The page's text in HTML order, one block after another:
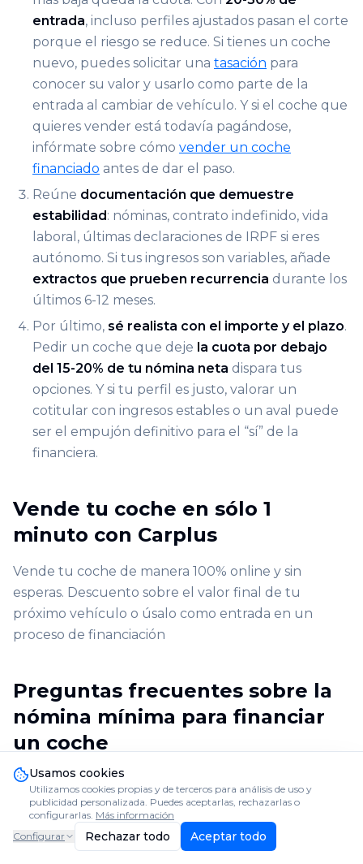
entrada, incluso perfiles ajustados pasan el corte
porque el riesgo se reduce. Si tienes un coche
nuevo, puedes solicitar una tasación para
conocer su valor y usarlo como parte de la
entrada al cambiar de vehículo. Y si el coche que
quieres vender está todavía pagándose,
infórmate sobre cómo vender un coche
financiado antes de dar el paso.
Reúne documentación que demuestre
estabilidad: nóminas, contrato indefinido, vida
laboral, últimas declaraciones de IRPF si eres
autónomo. Si tus ingresos son variables, añade
extractos que prueben recurrencia durante los
últimos 6-12 meses.
Por último, sé realista con el importe y el plazo.
Pedir un coche que deje la cuota por debajo
del 15-20% de tu nómina neta dispara tus
opciones. Y si tu perfil es justo, valorar un
cotitular con ingresos estables o un aval puede
ser el empujón definitivo para el “sí” de la
financiera.
Vende tu coche en sólo 1
minuto con Carplus
Vende tu coche de manera 100% online y sin
esperas. Descuento sobre el valor final de tu
próximo vehículo o úsalo como entrada en un
proceso de financiación
Preguntas frecuentes sobre la
nómina mínima para financiar
un coche
Resolvemos las dudas que más se repiten sobre la
nómina mínima para financiar un coche en 2026.
¿Puedo financiar un coche con 1.000 €
Usamos cookies
Utilizamos cookies propias y de terceros para análisis de uso y
publicidad personalizada. Puedes aceptarlas, rechazarlas o
configurarlas. Más información
Configurar
Rechazar todo Aceptar todo